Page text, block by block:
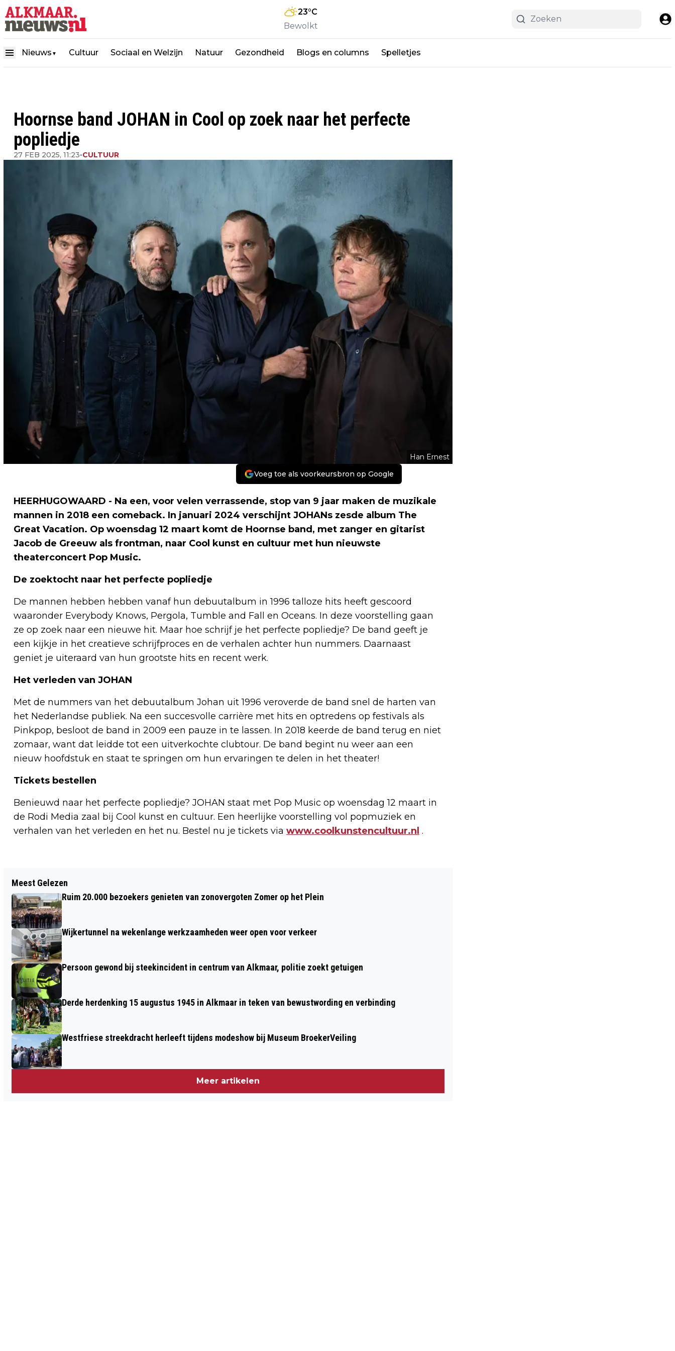
23°C
Bewolkt
Nieuws ▼ Cultuur Sociaal en Welzijn Natuur Gezondheid Blogs en columns Spelletjes
Hoornse band JOHAN in Cool op zoek naar het perfecte
popliedje
27 FEB 2025, 11:23•CULTUUR
Han Ernest
Voeg toe als voorkeursbron op Google
HEERHUGOWAARD - Na een, voor velen verrassende, stop van 9 jaar maken de muzikale
mannen in 2018 een comeback. In januari 2024 verschijnt JOHANs zesde album The
Great Vacation. Op woensdag 12 maart komt de Hoornse band, met zanger en gitarist
Jacob de Greeuw als frontman, naar Cool kunst en cultuur met hun nieuwste
theaterconcert Pop Music.
De zoektocht naar het perfecte popliedje
De mannen hebben hebben vanaf hun debuutalbum in 1996 talloze hits heeft gescoord
waaronder Everybody Knows, Pergola, Tumble and Fall en Oceans. In deze voorstelling gaan
ze op zoek naar een nieuwe hit. Maar hoe schrijf je het perfecte popliedje? De band geeft je
een kijkje in het creatieve schrijfproces en de verhalen achter hun nummers. Daarnaast
geniet je uiteraard van hun grootste hits en recent werk.
Het verleden van JOHAN
Met de nummers van het debuutalbum Johan uit 1996 veroverde de band snel de harten van
het Nederlandse publiek. Na een succesvolle carrière met hits en optredens op festivals als
Pinkpop, besloot de band in 2009 een pauze in te lassen. In 2018 keerde de band terug en niet
zomaar, want dat leidde tot een uitverkochte clubtour. De band begint nu weer aan een
nieuw hoofdstuk en staat te springen om hun ervaringen te delen in het theater!
Tickets bestellen
Benieuwd naar het perfecte popliedje? JOHAN staat met Pop Music op woensdag 12 maart in
de Rodi Media zaal bij Cool kunst en cultuur. Een heerlijke voorstelling vol popmuziek en
verhalen van het verleden en het nu. Bestel nu je tickets via www.coolkunstencultuur.nl .
BRAND IN CAFÉ IN BERGEN SNEL ONDER
CONTROLE
VAN AMSTERDAM GEOPEND; START EN
Meest Gelezen
Ruim 20.000 bezoekers genieten van zonovergoten Zomer op het Plein
Wijkertunnel na wekenlange werkzaamheden weer open voor verkeer
Persoon gewond bij steekincident in centrum van Alkmaar, politie zoekt getuigen
Derde herdenking 15 augustus 1945 in Alkmaar in teken van bewustwording en verbinding
Westfriese streekdracht herleeft tijdens modeshow bij Museum BroekerVeiling
Meer artikelen